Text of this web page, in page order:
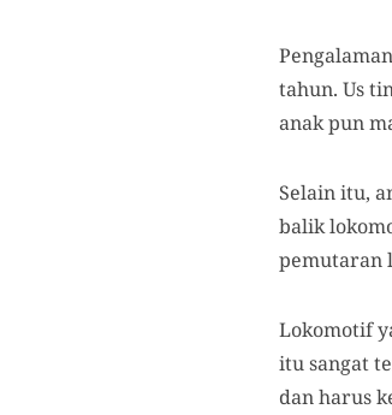
tahun. Us
anak pun
Selain itu,
balik
pemutaran
Lokomotif
itu sangat
dan harus